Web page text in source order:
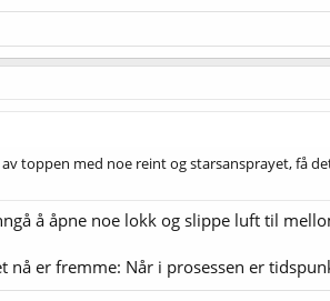
toppen med noe reint og starsansprayet, få
å åpne noe lokk og slippe luft til
nå er fremme: Når i prosessen er